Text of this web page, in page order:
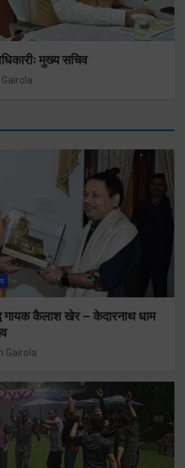
मुख्य सचिव
गायक कैलाश खेर – केदारनाथ धाम
Gairola